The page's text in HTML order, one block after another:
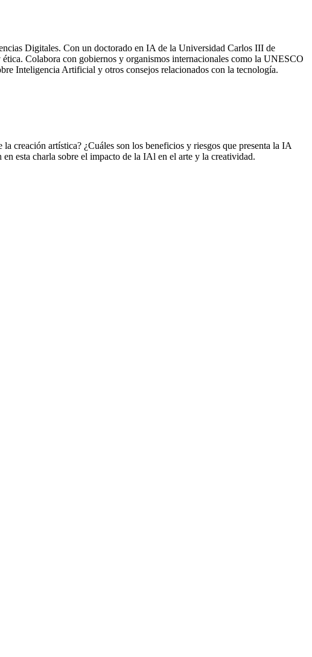
Digitales. Con un doctorado en IA de la Universidad Carlos III de
Colabora con gobiernos y organismos internacionales como la UNESCO
Inteligencia Artificial y otros consejos relacionados con la tecnología.
creación artística? ¿Cuáles son los beneficios y riesgos que presenta la IA
esta charla sobre el impacto de la IAl en el arte y la creatividad.